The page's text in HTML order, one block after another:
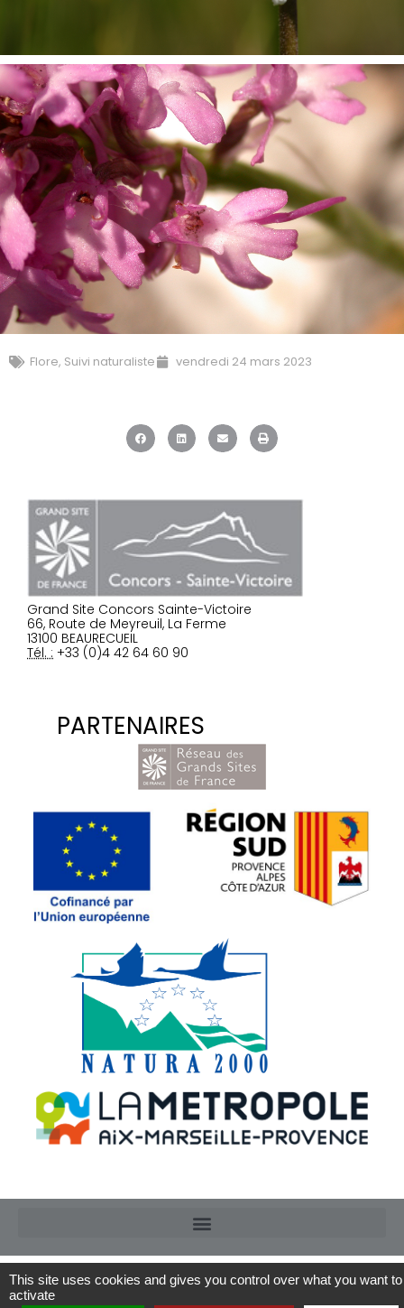
Flore, Suivi naturaliste vendredi 24 mars 2023
Grand Site Concors Sainte-Victoire
66, Route de Meyreuil, La Ferme
13100 BEAURECUEIL
Tél. : +33 (0)4 42 64 60 90
PARTENAIRES
This site uses cookies and gives you control over what you want to
activate